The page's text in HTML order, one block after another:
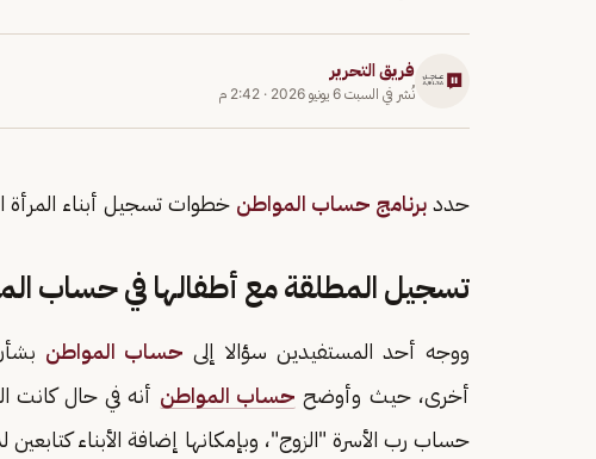
فريق التحرير
نُشر في السبت 6 يونيو 2026 · 2:42 م
حدد برنامج حساب المواطن خطوات تسجيل أبناء
تسجيل المطلقة مع أطفالها في حساب
ووجه أحد المستفيدين سؤالا إلى حساب المواطن
أخرى، حيث وأوضح حساب المواطن أنه في حال كانت
حساب رب الأسرة "الزوج"، وبإمكانها إضافة الأبناء كتابعين